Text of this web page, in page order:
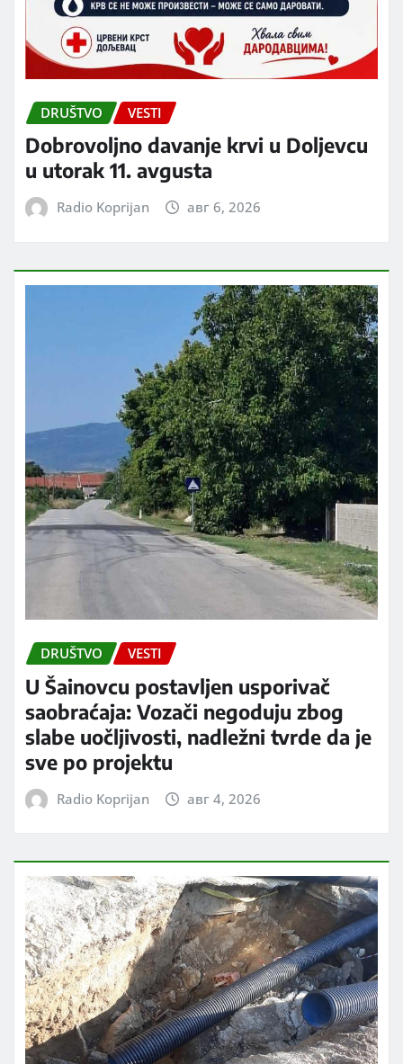
DRUŠTVO VESTI
Dobrovoljno davanje krvi u Doljevcu
u utorak 11. avgusta
Radio Koprijan авг 6, 2026
DRUŠTVO VESTI
U Šainovcu postavljen usporivač
saobraćaja: Vozači negoduju zbog
slabe uočljivosti, nadležni tvrde da je
sve po projektu
Radio Koprijan авг 4, 2026